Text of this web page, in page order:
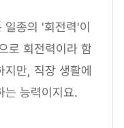
종의 '회전력'이
로 회전력이라 함
만, 직장 생활에
는 능력이지요.